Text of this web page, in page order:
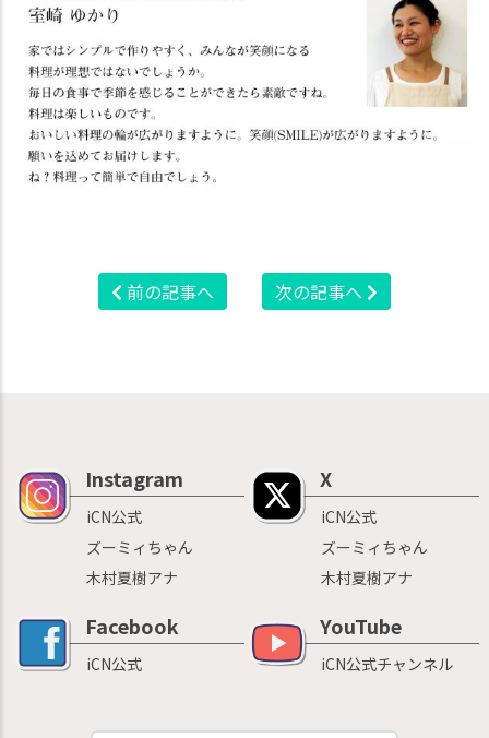
前の記事へ 次の記事へ
Instagram
iCN公式
ズーミィちゃん
木村夏樹アナ
X
iCN公式
ズーミィちゃん
木村夏樹アナ
Facebook
iCN公式
YouTube
iCN公式チャンネル